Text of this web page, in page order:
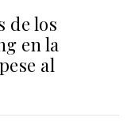
de los
en la
al